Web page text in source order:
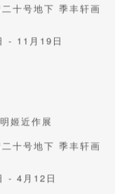
十号地下 季丰轩画
- 11月19日
姬近作展
十号地下 季丰轩画
- 4月12日